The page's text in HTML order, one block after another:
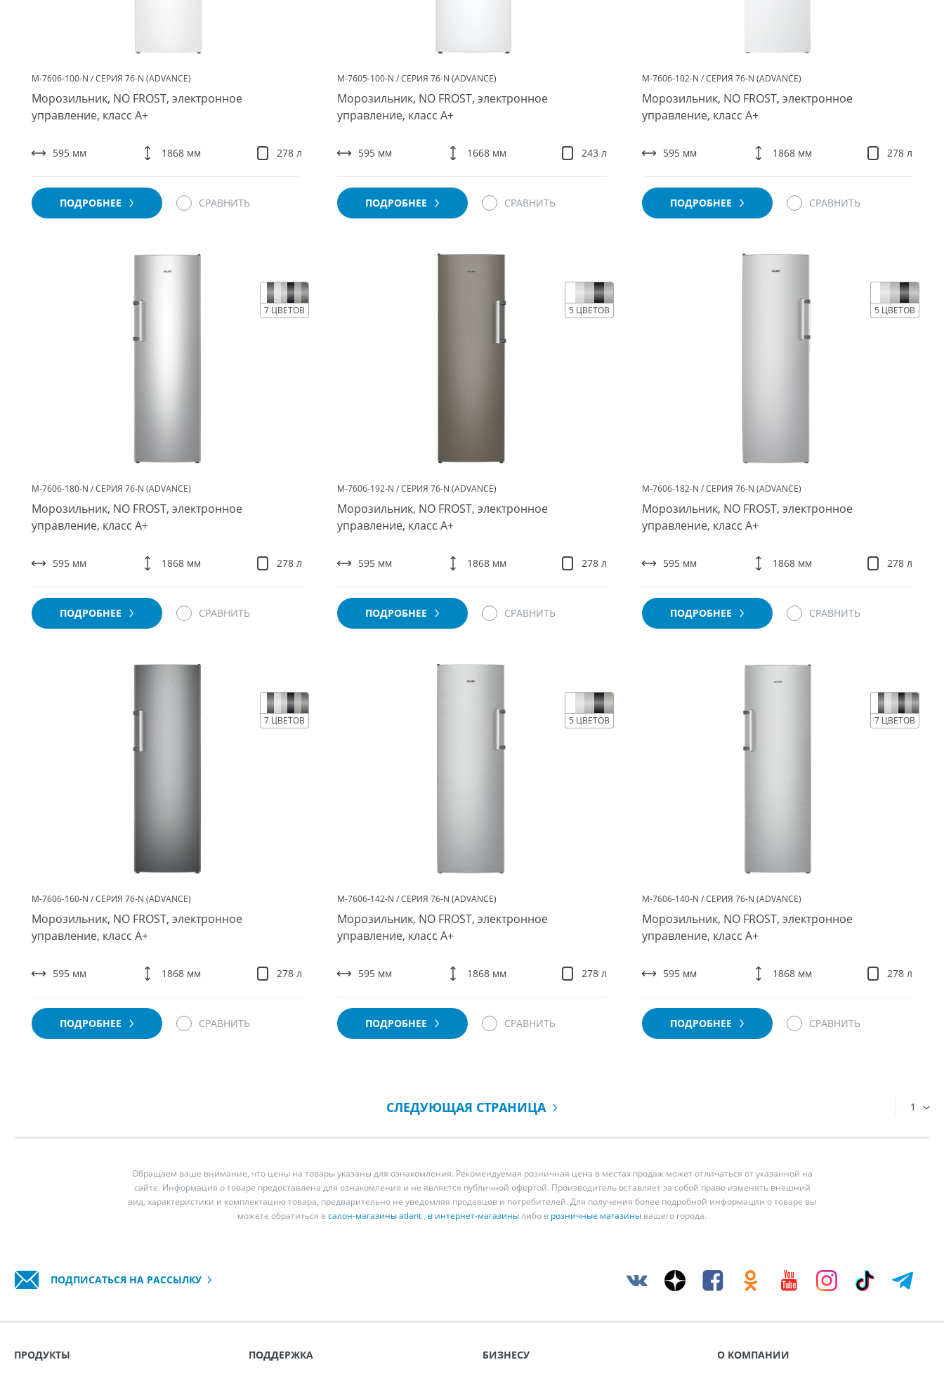
М-7606-100-N / СЕРИЯ 76-N (ADVANCE)
Морозильник, NO FROST, электронное
управление, класс A+
595 мм 1868 мм 278 л
ПОДРОБНЕЕ СРАВНИТЬ
М-7605-100-N / СЕРИЯ 76-N (ADVANCE)
Морозильник, NO FROST, электронное
управление, класс A+
595 мм 1668 мм 243 л
ПОДРОБНЕЕ СРАВНИТЬ
М-7606-102-N / СЕРИЯ 76-N (ADVANCE)
Морозильник, NO FROST, электронное
управление, класс A+
595 мм 1868 мм 278 л
ПОДРОБНЕЕ СРАВНИТЬ
7 ЦВЕТОВ
М-7606-180-N / СЕРИЯ 76-N (ADVANCE)
Морозильник, NO FROST, электронное
управление, класс A+
595 мм 1868 мм 278 л
ПОДРОБНЕЕ СРАВНИТЬ
5 ЦВЕТОВ
М-7606-192-N / СЕРИЯ 76-N (ADVANCE)
Морозильник, NO FROST, электронное
управление, класс A+
595 мм 1868 мм 278 л
ПОДРОБНЕЕ СРАВНИТЬ
5 ЦВЕТОВ
М-7606-182-N / СЕРИЯ 76-N (ADVANCE)
Морозильник, NO FROST, электронное
управление, класс A+
595 мм 1868 мм 278 л
ПОДРОБНЕЕ СРАВНИТЬ
7 ЦВЕТОВ
М-7606-160-N / СЕРИЯ 76-N (ADVANCE)
Морозильник, NO FROST, электронное
управление, класс A+
595 мм 1868 мм 278 л
ПОДРОБНЕЕ СРАВНИТЬ
5 ЦВЕТОВ
М-7606-142-N / СЕРИЯ 76-N (ADVANCE)
Морозильник, NO FROST, электронное
управление, класс A+
595 мм 1868 мм 278 л
ПОДРОБНЕЕ СРАВНИТЬ
7 ЦВЕТОВ
М-7606-140-N / СЕРИЯ 76-N (ADVANCE)
Морозильник, NO FROST, электронное
управление, класс A+
595 мм 1868 мм 278 л
ПОДРОБНЕЕ СРАВНИТЬ
СЛЕДУЮЩАЯ СТРАНИЦА 1
Обращаем ваше внимание, что цены на товары указаны для ознакомления. Рекомендуемая розничная цена в местах продаж может отличаться от указанной на
сайте. Информация о товаре предоставлена для ознакомления и не является публичной офертой. Производитель оставляет за собой право изменять внешний
вид, характеристики и комплектацию товара, предварительно не уведомляя продавцов и потребителей. Для получения более подробной информации о товаре вы
можете обратиться всалон-магазины atlant , в интернет-магазинылибо в розничные магазины вашего города.
ПОДПИСАТЬСЯ НА РАССЫЛКУ
ПРОДУКТЫ ПОДДЕРЖКА БИЗНЕСУ О КОМПАНИИ